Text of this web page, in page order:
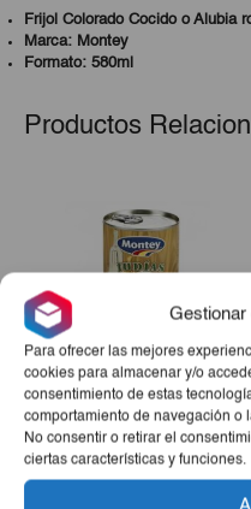
Gestionar
Para ofrecer las mejores
cookies para almacenar y/o
consentimiento de estas
comportamiento de navegación o
No consentir o retirar el
ciertas características y funciones.
Frijol Colorado Cocido o Alubia
Marca: Montey
Formato: 580ml
Productos
Judías Con Chorizo Y
Tocino Montey 420g
€2,45El
€2,33El